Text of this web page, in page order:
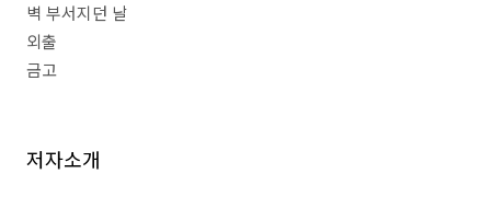
벽 부서지던 날
외출
금고
저자소개